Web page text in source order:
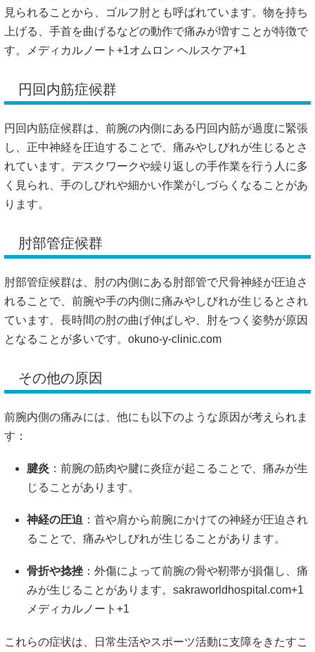
見られることから、ゴルフ肘とも呼ばれています。 物を持ち
上げる、手首を曲げるなどの動作で痛みが増すことが特徴で
す。
メディカルノート +1オムロン ヘルスケア+1
円回内筋症候群
円回内筋症候群は、前腕の内側にある円回内筋が過度に緊張
し、正中神経を圧迫することで、痛みやしびれが生じるとさ
れています。 デスクワークや繰り返しの手作業を行う人に多
く見られ、手のしびれや細かい作業がしづらくなることがあ
ります。
肘部管症候群
肘部管症候群は、肘の内側にある肘部管で尺骨神経が圧迫さ
れることで、前腕や手の内側に痛みやしびれが生じるとされ
ています。 長時間の肘の曲げ伸ばしや、肘をつく姿勢が原因
となることが多いです。 okuno-y-clinic.com
その他の原因
前腕内側の痛みには、他にも以下のような原因が考えられま
す：
腱炎 ：前腕の筋肉や腱に炎症が起こることで、痛みが生
じることがあります。
神経の圧迫 ：首や肩から前腕にかけての神経が圧迫され
ることで、痛みやしびれが生じることがあります。
骨折や捻挫 ：外傷によって前腕の骨や靭帯が損傷し、痛
みが生じることがあります。 sakraworldhospital.com+1
メディカルノート +1
これらの症状は、日常生活やスポーツ活動に支障をきたすこ